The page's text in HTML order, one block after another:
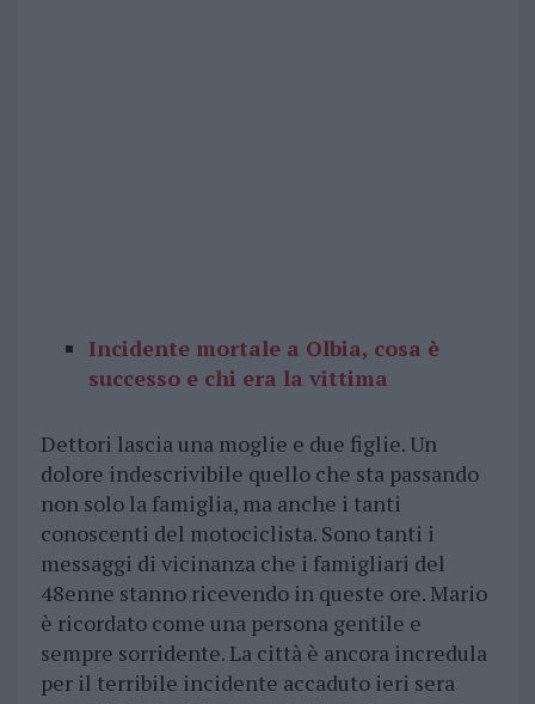
Incidente mortale a Olbia, cosa è
successo e chi era la vittima
Dettori lascia una moglie e due figlie. Un
dolore indescrivibile quello che sta passando
non solo la famiglia, ma anche i tanti
conoscenti del motociclista. Sono tanti i
messaggi di vicinanza che i famigliari del
48enne stanno ricevendo in queste ore. Mario
è ricordato come una persona gentile e
sempre sorridente. La città è ancora incredula
per il terribile incidente accaduto ieri sera